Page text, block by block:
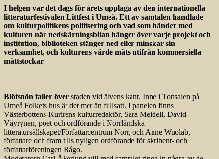
I helgen var det dags för årets upplaga av den internationella
litteraturfestivalen Littfest i Umeå. Ett av samtalen handlade
om kulturpolitikens politisering och vad som händer med
kulturen när nedskärningsbilan hänger över varje projekt och
institution, biblioteken stänger ned eller minskar sin
verksamhet, och kulturens värde mäts utifrån kommersiella
måttstockar.
Blötsnön faller över staden vid älvens kant. Inne i Tonsalen på
Umeå Folkets hus är det mer än fullsatt. I panelen finns
Västerbottens-Kurirens kulturredaktör, Sara Meidell, David
Väyrynen, poet och ordförande i Norrländska
litteratursällskapet/Författarcentrum Norr, och Anne Wuolab,
författare och fram tills nyligen ordförande för skribent- och
författarföreningen Bágo.